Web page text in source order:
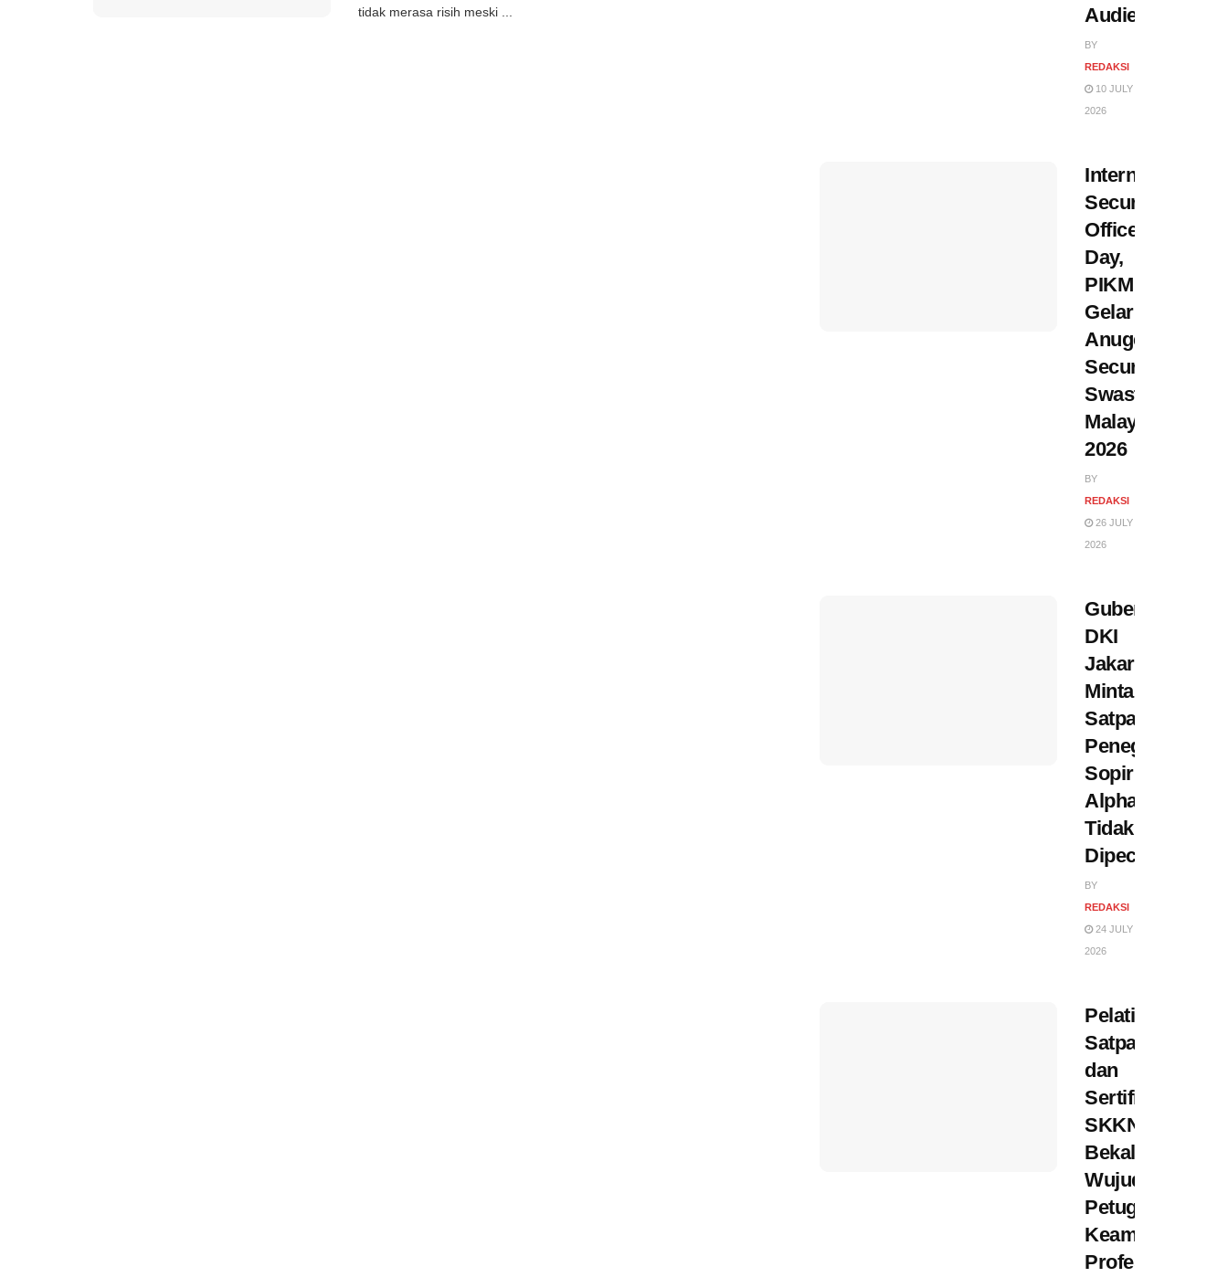
tidak merasa risih meski ...
Audiens
BY
REDAKSI
10 JULY
2026
International
Security
Officer
Day,
PIKM
Gelar
Anugerah
Security
Swasta
Malaysia
2026
BY
REDAKSI
26 JULY
2026
Gubernur
DKI
Jakarta
Minta
Satpam
Penegur
Sopir
Alphard
Tidak
Dipecat
BY
REDAKSI
24 JULY
2026
Pelatihan
Satpam
dan
Sertifikasi
SKKNI:
Bekal
Wujudkan
Petugas
Keamanan
Profesional